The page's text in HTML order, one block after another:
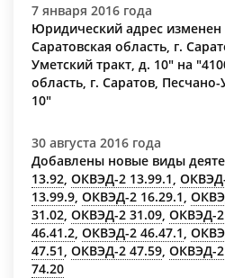
7 января 2016 года
Юридический адрес изменен
Саратовская область, г.
Уметский тракт, д. 10" на
область, г. Саратов,
10"
30 августа 2016 года
Добавлены новые виды
13.92 ОКВЭД-2 13.99.1
13.99.9 ОКВЭД-2 16.29.1
31.02 ОКВЭД-2 31.09 ОКВЭД-2
46.41.2 ОКВЭД-2 46.47.1
47.51 ОКВЭД-2 47.59 ОКВЭД-2
74.20